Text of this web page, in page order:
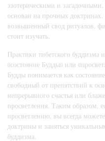
эзотерическими и
основан на прочных
возвышенный свод ритуалов,
стоит изучать.
Практики тибетского
«состояние Будды» или
Будды понимается как
свободный от препятствий к
непрерывного счастья или
просветления. Таким образом,
просветлению, вы всегда
доктрины и заняться
буддизма.